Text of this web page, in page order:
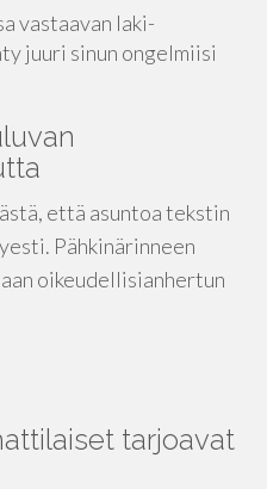
vastaavan laki-
juuri sinun ongelmiisi
että asuntoa tekstin
Pähkinärinneen
oikeudellisianhertun
tarjoavat